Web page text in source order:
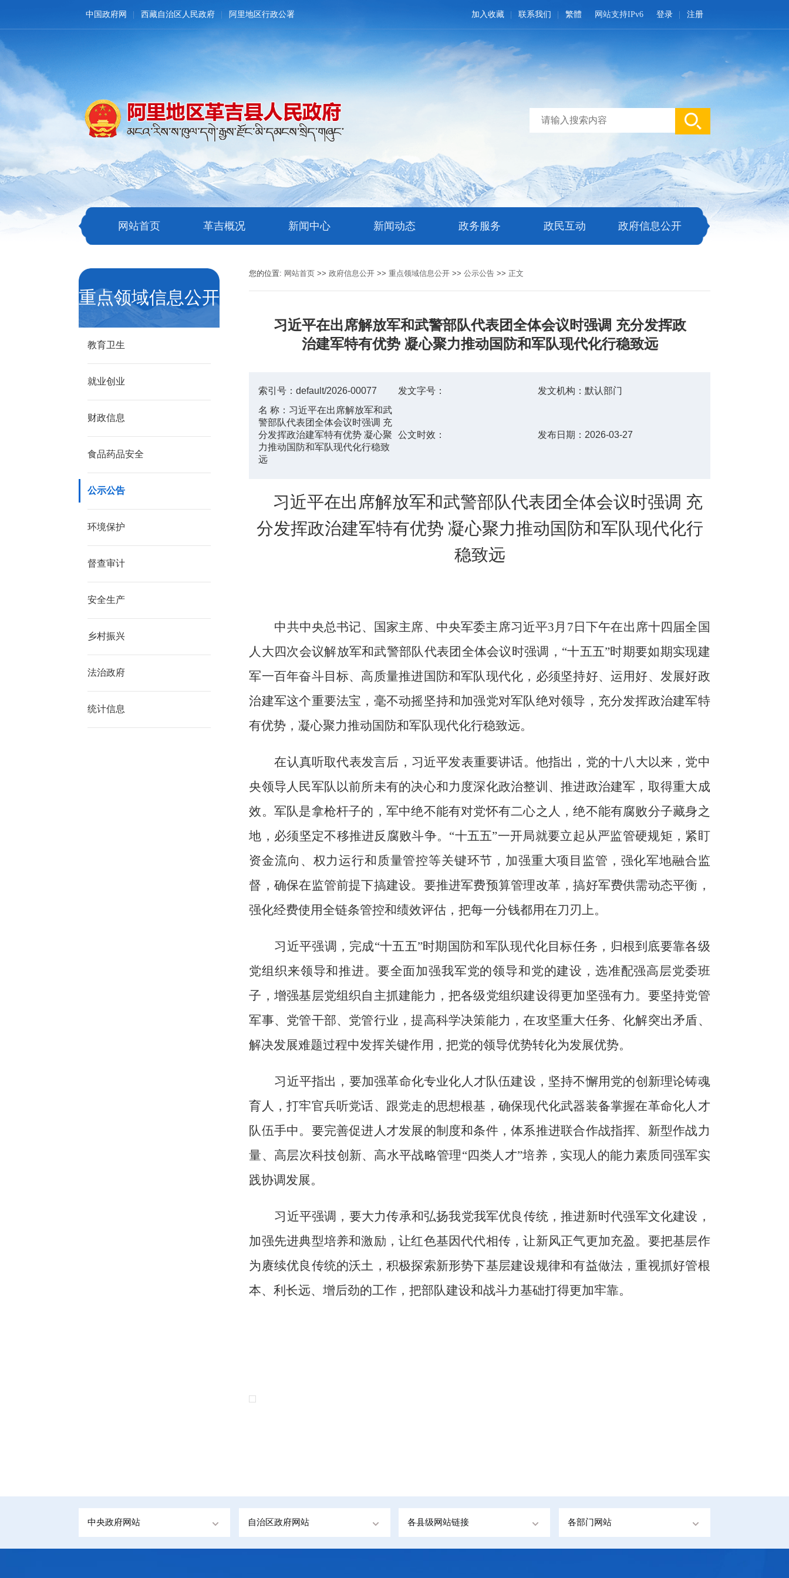
中国政府网 西藏自治区人民政府 阿里地区行政公署 登录 注册
网站支持IPv6
加入收藏 联系我们 繁體
网站首页 革吉概况 新闻中心 新闻动态 政务服务 政民互动 政府信息公开
重点领域信息公开
教育卫生
就业创业
财政信息
食品药品安全
公示公告
环境保护
督查审计
安全生产
乡村振兴
法治政府
统计信息
您的位置: 网站首页 >>政府信息公开 >>重点领域信息公开 >>公示公告 >>正文
习近平在出席解放军和武警部队代表团全体会议时强调 充分发挥政
治建军特有优势 凝心聚力推动国防和军队现代化行稳致远
索引号：default/2026-00077 发文字号： 发文机构： 默认部门
名 称： 习近平在出席解放军和武
警部队代表团全体会议时强调 充
分发挥政治建军特有优势 凝心聚
力推动国防和军队现代化行稳致
远
公文时效： 发布日期： 2026-03-27
习近平在出席解放军和武警部队代表团全体会议时强调 充
分发挥政治建军特有优势 凝心聚力推动国防和军队现代化行
稳致远
中共中央总书记、国家主席、中央军委主席习近平3月 7 日下午在出席十四届全国
人大四次会议解放军和武警部队代表团全体会议时强调，“十五五”时期要如期实现建
军一百年奋斗目标、高质量推进国防和军队现代化，必须坚持好、运用好、发展好政
治建军这个重要法宝，毫不动摇坚持和加强党对军队绝对领导，充分发挥政治建军特
有优势，凝心聚力推动国防和军队现代化行稳致远。
在认真听取代表发言后，习近平发表重要讲话。他指出，党的十八大以来，党中
央领导人民军队以前所未有的决心和力度深化政治整训、推进政治建军，取得重大成
效。军队是拿枪杆子的，军中绝不能有对党怀有二心之人，绝不能有腐败分子藏身之
地，必须坚定不移推进反腐败斗争。 “十五五”一开局就要立起从严监管硬规矩，紧盯
资金流向、权力运行和质量管控等关键环节，加强重大项目监管，强化军地融合监
督，确保在监管前提下搞建设。要推进军费预算管理改革，搞好军费供需动态平衡，
强化经费使用全链条管控和绩效评估，把每一分钱都用在刀刃上。
习近平强调，完成“十五五”时期国防和军队现代化目标任务，归根到底要靠各级
党组织来领导和推进。要全面加强我军党的领导和党的建设，选准配强高层党委班
子，增强基层党组织自主抓建能力，把各级党组织建设得更加坚强有力。要坚持党管
军事、党管干部、党管行业，提高科学决策能力，在攻坚重大任务、化解突出矛盾、
解决发展难题过程中发挥关键作用，把党的领导优势转化为发展优势。
习近平指出，要加强革命化专业化人才队伍建设，坚持不懈用党的创新理论铸魂
育人，打牢官兵听党话、跟党走的思想根基，确保现代化武器装备掌握在革命化人才
队伍手中。要完善促进人才发展的制度和条件，体系推进联合作战指挥、新型作战力
量、高层次科技创新、高水平战略管理“四类人才”培养，实现人的能力素质同强军实
践协调发展。
习近平强调，要大力传承和弘扬我党我军优良传统，推进新时代强军文化建设，
加强先进典型培养和激励，让红色基因代代相传，让新风正气更加充盈。要把基层作
为赓续优良传统的沃土，积极探索新形势下基层建设规律和有益做法，重视抓好管根
本、利长远、增后劲的工作，把部队建设和战斗力基础打得更加牢靠。
中央政府网站 自治区政府网站 各县级网站链接 各部门网站